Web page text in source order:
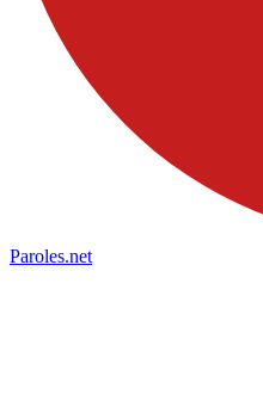
Paroles.net